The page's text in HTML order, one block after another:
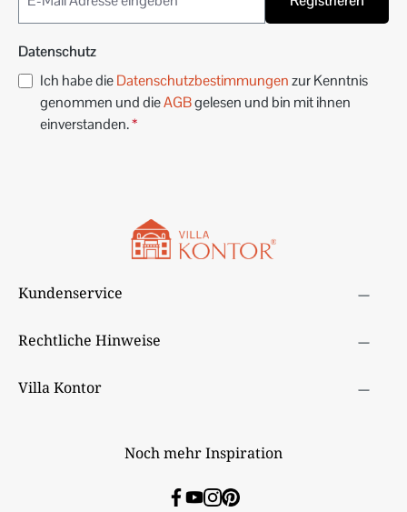
Datenschutz
Ich habe dieDatenschutzbestimmungenzur Kenntnis
genommen und dieAGBgelesen und bin mit ihnen
einverstanden.*
Kundenservice
Rechtliche Hinweise
Villa Kontor
Noch mehr Inspiration